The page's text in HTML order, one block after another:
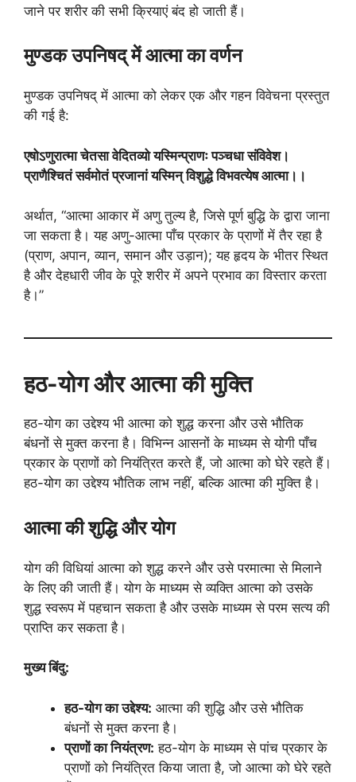
जाने पर शरीर की सभी क्रियाएं बंद हो जाती हैं।
मुण्डक उपनिषद् में आत्मा का वर्णन
मुण्डक उपनिषद् में आत्मा को लेकर एक और गहन विवेचना प्रस्तुत
की गई है:
एषोऽणुरात्मा चेतसा वेदितव्यो यस्मिन्प्राणः पञ्चधा संविवेश।
प्राणैश्चितं सर्वमोतं प्रजानां यस्मिन् विशुद्धे विभवत्येष आत्मा।।
अर्थात, “आत्मा आकार में अणु तुल्य है, जिसे पूर्ण बुद्धि के द्वारा जाना
जा सकता है। यह अणु-आत्मा पाँच प्रकार के प्राणों में तैर रहा है
(प्राण, अपान, व्यान, समान और उड़ान); यह हृदय के भीतर स्थित
है और देहधारी जीव के पूरे शरीर में अपने प्रभाव का विस्तार करता
है।”
हठ-योग और आत्मा की मुक्ति
हठ-योग का उद्देश्य भी आत्मा को शुद्ध करना और उसे भौतिक
बंधनों से मुक्त करना है। विभिन्न आसनों के माध्यम से योगी पाँच
प्रकार के प्राणों को नियंत्रित करते हैं, जो आत्मा को घेरे रहते हैं।
हठ-योग का उद्देश्य भौतिक लाभ नहीं, बल्कि आत्मा की मुक्ति है।
आत्मा की शुद्धि और योग
योग की विधियां आत्मा को शुद्ध करने और उसे परमात्मा से मिलाने
के लिए की जाती हैं। योग के माध्यम से व्यक्ति आत्मा को उसके
शुद्ध स्वरूप में पहचान सकता है और उसके माध्यम से परम सत्य की
प्राप्ति कर सकता है।
मुख्य बिंदु:
हठ-योग का उद्देश्य: आत्मा की शुद्धि और उसे भौतिक
बंधनों से मुक्त करना है।
प्राणों का नियंत्रण: हठ-योग के माध्यम से पांच प्रकार के
प्राणों को नियंत्रित किया जाता है, जो आत्मा को घेरे रहते